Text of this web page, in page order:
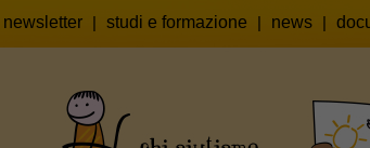
newsletter | studi e formazione | news |